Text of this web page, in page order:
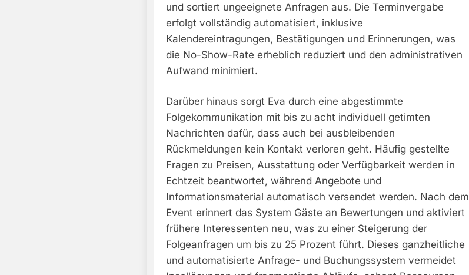
und sortiert ungeeignete Anfragen aus. Die Terminvergabe
erfolgt vollständig automatisiert, inklusive
Kalendereintragungen, Bestätigungen und Erinnerungen, was
die No-Show-Rate erheblich reduziert und den administrativen
Aufwand minimiert.
Darüber hinaus sorgt Eva durch eine abgestimmte
Folgekommunikation mit bis zu acht individuell getimten
Nachrichten dafür, dass auch bei ausbleibenden
Rückmeldungen kein Kontakt verloren geht. Häufig gestellte
Fragen zu Preisen, Ausstattung oder Verfügbarkeit werden in
Echtzeit beantwortet, während Angebote und
Informationsmaterial automatisch versendet werden. Nach dem
Event erinnert das System Gäste an Bewertungen und aktiviert
frühere Interessenten neu, was zu einer Steigerung der
Folgeanfragen um bis zu 25 Prozent führt. Dieses ganzheitliche
und automatisierte Anfrage- und Buchungssystem vermeidet